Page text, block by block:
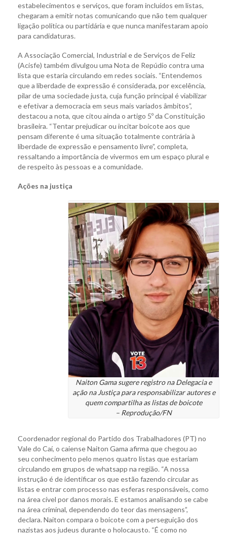
estabelecimentos e serviços, que foram incluídos em listas,
chegaram a emitir notas comunicando que não tem qualquer
ligação política ou partidária e que nunca manifestaram apoio
para candidaturas.
A Associação Comercial, Industrial e de Serviços de Feliz
(Acisfe) também divulgou uma Nota de Repúdio contra uma
lista que estaria circulando em redes sociais. “Entendemos
que a liberdade de expressão é considerada, por excelência,
pilar de uma sociedade justa, cuja função principal é viabilizar
e efetivar a democracia em seus mais variados âmbitos”,
destacou a nota, que citou ainda o artigo 5º da Constituição
brasileira. “Tentar prejudicar ou incitar boicote aos que
pensam diferente é uma situação totalmente contrária à
liberdade de expressão e pensamento livre”, completa,
ressaltando a importância de vivermos em um espaço plural e
de respeito às pessoas e a comunidade.
Ações na justiça
Naiton Gama sugere registro na Delegacia e
ação na Justiça para responsabilizar autores e
quem compartilha as listas de boicote
– Reprodução/FN
Coordenador regional do Partido dos Trabalhadores (PT) no
Vale do Caí, o caiense Naiton Gama afirma que chegou ao
seu conhecimento pelo menos quatro listas que estariam
circulando em grupos de whatsapp na região. “A nossa
instrução é de identificar os que estão fazendo circular as
listas e entrar com processo nas esferas responsáveis, como
na área cível por danos morais. E estamos analisando se cabe
na área criminal, dependendo do teor das mensagens”,
declara. Naiton compara o boicote com a perseguição dos
nazistas aos judeus durante o holocausto. “É como no